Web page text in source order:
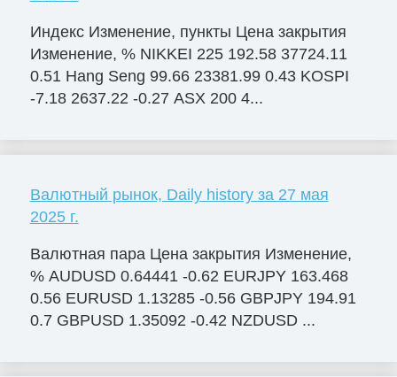
Индекс Изменение, пункты Цена закрытия
Изменение, % NIKKEI 225 192.58 37724.11
0.51 Hang Seng 99.66 23381.99 0.43 KOSPI
-7.18 2637.22 -0.27 ASX 200 4...
Валютный рынок, Daily history за 27 мая
2025 г.
Валютная пара Цена закрытия Изменение,
% AUDUSD 0.64441 -0.62 EURJPY 163.468
0.56 EURUSD 1.13285 -0.56 GBPJPY 194.91
0.7 GBPUSD 1.35092 -0.42 NZDUSD ...